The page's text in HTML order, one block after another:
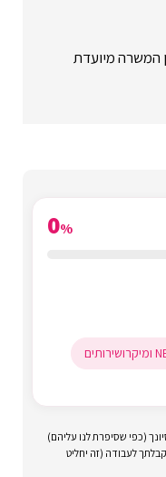
המשרה מיועדת
0%
(כפי שסיפרת לנו עליהם)
לעבודה (זה יחליט